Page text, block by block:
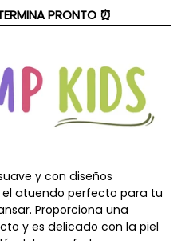
PRONTO ⏰
y con diseños
el atuendo perfecto para tu
Proporciona una
y es delicado con la piel